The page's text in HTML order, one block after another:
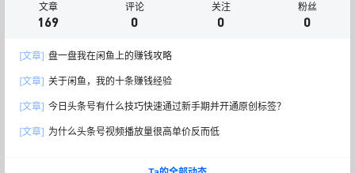
文章
169
评论
0
关注
0
粉丝
0
[文章] 盘一盘我在闲鱼上的赚钱攻略
[文章] 关于闲鱼，我的十条赚钱经验
[文章] 今日头条号有什么技巧快速通过新手期并开通原创标签？
[文章] 为什么头条号视频播放量很高单价反而低